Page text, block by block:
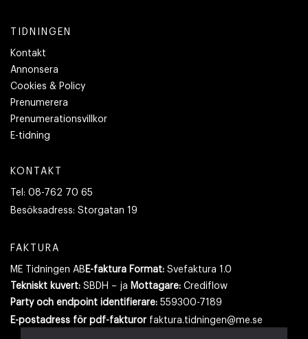
TIDNINGEN
Kontakt
Annonsera
Cookies & Policy
Prenumerera
Prenumerationsvillkor
E-tidning
KONTAKT
Tel: 08-762 70 65
Besöksadress: Storgatan 19
FAKTURA
ME Tidningen AB E-faktura Format: Svefaktura 1.0
Tekniskt kuvert: SBDH – ja Mottagare: Crediflow
Party och endpoint identifierare: 559300-7189
E-postadress för pdf-fakturor faktura.tidningen@me.se